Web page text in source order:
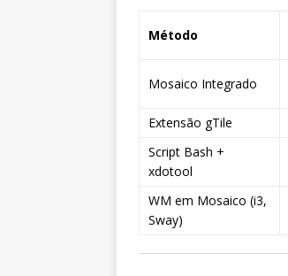
Método
Mosaico Integrado
Extensão gTile
Script Bash +
xdotool
WM em Mosaico (i3,
Sway)